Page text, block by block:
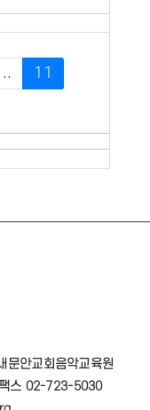
11
안교회음악교육원
스 02-723-5030